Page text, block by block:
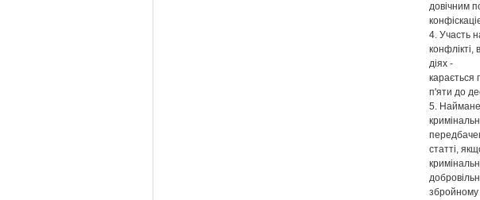
довічним
4. Участь
конфлікті,
діях -
карається
п'яти до
5.
статті,
збройному